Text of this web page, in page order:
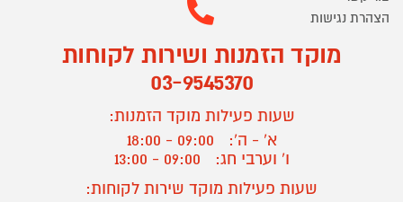
הצהרת נגישות
מוקד הזמנות ושירות לקוחות
03-9545370
שעות פעילות מוקד הזמנות:
א' - ה':
09:00 - 18:00
ו' וערבי חג:
09:00 - 13:00
שעות פעילות מוקד שירות לקוחות: